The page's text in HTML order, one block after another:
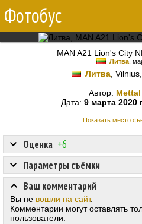
Фотобус
MAN A21 Lion's City
Литва ,
Литва,
Автор: Mettal
Дата: 9 марта 2020
Показать место
Оценка +6
Параметры съёмки
Ваш комментарий
Вы не вошли на сайт.
Комментарии могут оставлять
пользователи.